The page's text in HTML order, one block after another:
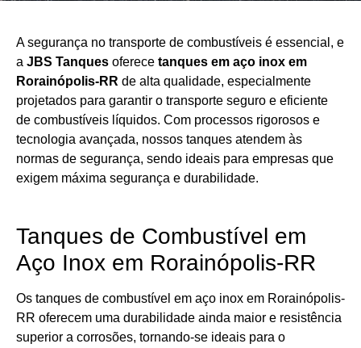
A segurança no transporte de combustíveis é essencial, e
a JBS Tanques oferece tanques em aço inox em
Rorainópolis-RR de alta qualidade, especialmente
projetados para garantir o transporte seguro e eficiente
de combustíveis líquidos. Com processos rigorosos e
tecnologia avançada, nossos tanques atendem às
normas de segurança, sendo ideais para empresas que
exigem máxima segurança e durabilidade.
Tanques de Combustível em
Aço Inox em Rorainópolis-RR
Os tanques de combustível em aço inox em Rorainópolis-
RR oferecem uma durabilidade ainda maior e resistência
superior a corrosões, tornando-se ideais para o